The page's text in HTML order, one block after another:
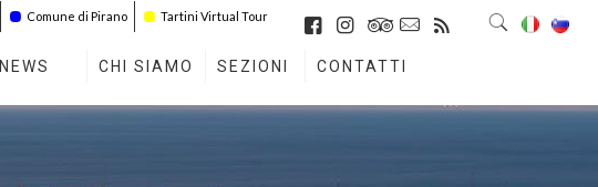
Comune di Pirano Tartini Virtual Tour
NEWS CHI SIAMO SEZIONI CONTATTI